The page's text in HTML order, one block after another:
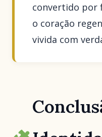
convertido por
o coração
vivida com